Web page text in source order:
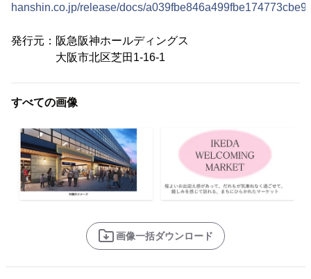
hanshin.co.jp/release/docs/
発行元：阪急阪神ホールディングス
大阪市北区芝田1-16-1
すべての画像
画像一括ダウンロード